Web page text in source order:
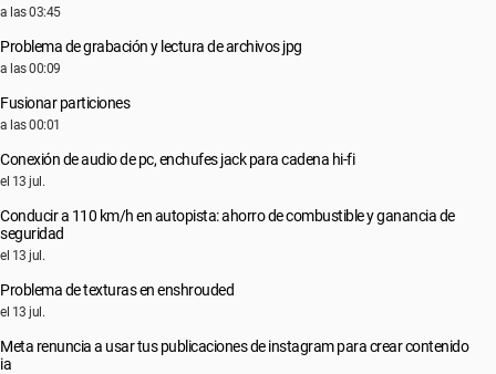
a las 03:45
Problema de grabación y lectura de archivos jpg
a las 00:09
Fusionar particiones
a las 00:01
Conexión de audio de pc, enchufes jack para cadena hi-fi
el 13 jul.
Conducir a 110 km/h en autopista: ahorro de combustible y ganancia de
seguridad
el 13 jul.
Problema de texturas en enshrouded
el 13 jul.
Meta renuncia a usar tus publicaciones de instagram para crear contenido
ia